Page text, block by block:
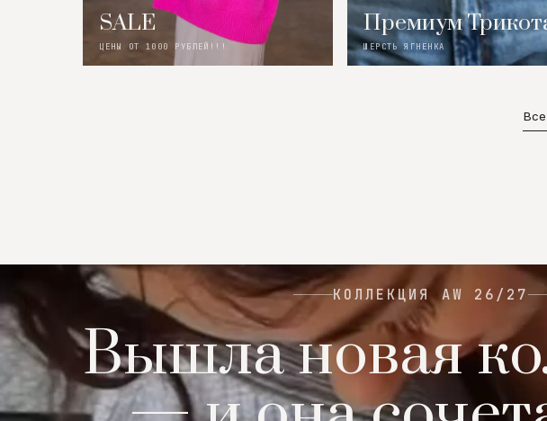
SALE
ЦЕНЫ ОТ 1000 РУБЛЕЙ!!!
Премиум
ШЕРСТЬ ЯГНЕНКА
КОЛЛЕКЦИЯ AW 26/27
Вышла новая